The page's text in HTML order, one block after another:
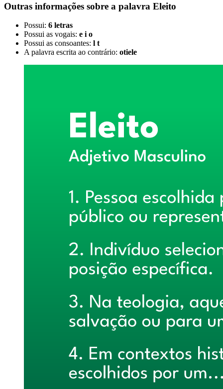
Outras informações sobre a palavra Eleito
Possui: 6 letras
Possui as vogais: e i o
Possui as consoantes: l t
A palavra escrita ao contrário: otiele